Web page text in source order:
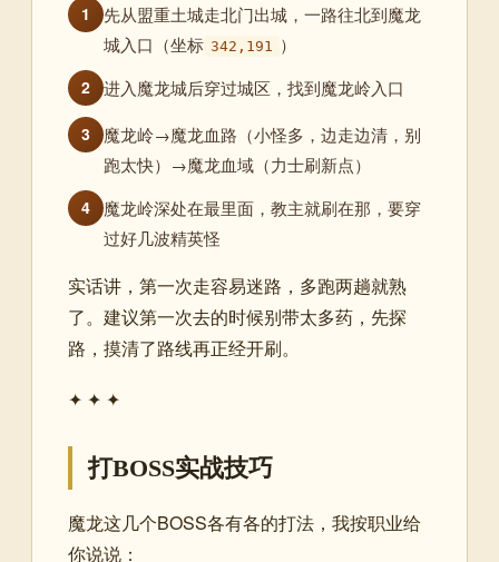
1
先从盟重土城走北门出城，一路往北到魔龙
城入口（坐标 342,191 ）
2 进入魔龙城后穿过城区，找到魔龙岭入口
3
魔龙岭→魔龙血路（小怪多，边走边清，别
跑太快）→魔龙血域（力士刷新点）
4
魔龙岭深处在最里面，教主就刷在那，要穿
过好几波精英怪
实话讲，第一次走容易迷路，多跑两趟就熟
了。建议第一次去的时候别带太多药，先探
路，摸清了路线再正经开刷。
✦ ✦ ✦
打BOSS实战技巧
魔龙这几个BOSS各有各的打法，我按职业给
你说说：